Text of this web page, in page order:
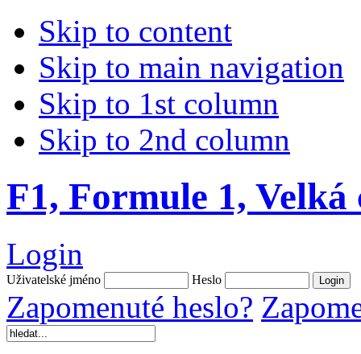
Skip to content
Skip to main navigation
Skip to 1st column
Skip to 2nd column
F1, Formule 1,
Login
Uživatelské jméno Heslo
Zapomenuté heslo?